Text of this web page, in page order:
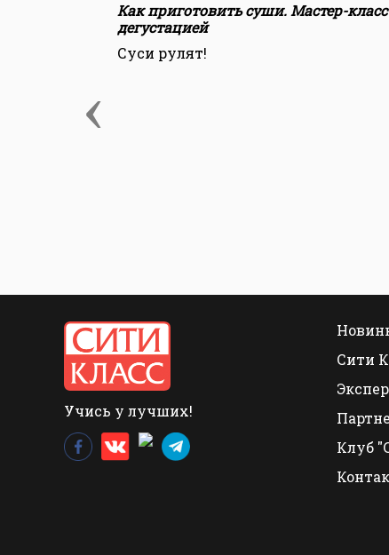
‹
Как приготовить суши. Мастер-класс
дегустацией
Суси рулят!
Учись у лучших!
Сити
Клуб